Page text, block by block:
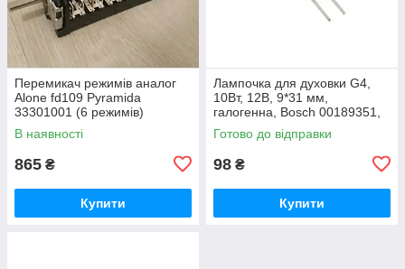
Перемикач режимів аналог
Alone fd109 Pyramida
33301001 (6 режимів)
В наявності
865 ₴
Купити
Лампочка для духовки G4,
10Вт, 12В, 9*31 мм,
галогенна, Bosch 00189351,
SKL LMP406UN
Готово до відправки
98 ₴
Купити